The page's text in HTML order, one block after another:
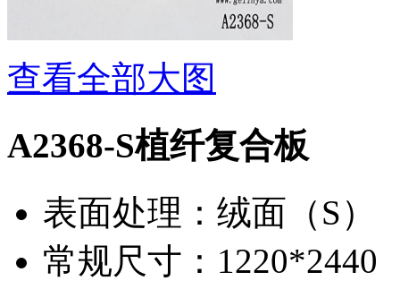
查看全部大图
A2368-S植纤复合板
表面处理 ： 绒面（S）
常规尺寸 ： 1220*2440